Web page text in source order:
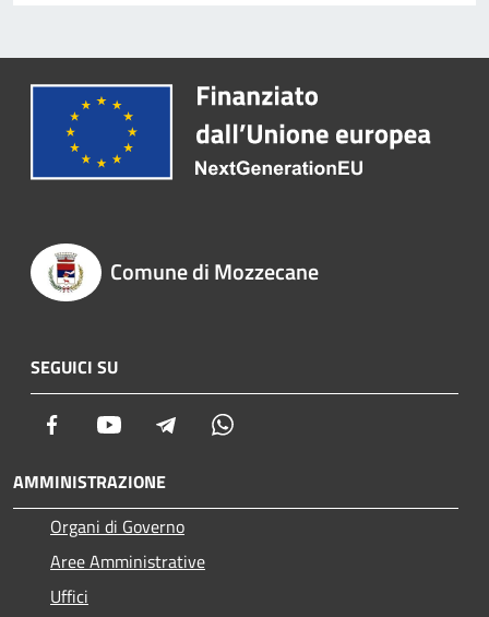
Comune di Mozzecane
SEGUICI SU
Facebook Youtube Telegram
AMMINISTRAZIONE
Organi di Governo
Aree Amministrative
Uffici